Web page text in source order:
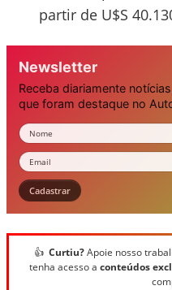
partir de U$S
Newsletter
Receba diariamente
que foram destaque no
Nome
Email
Cadastrar
👍 Curtiu?Apoie nosso
tenha acesso a conteúdos